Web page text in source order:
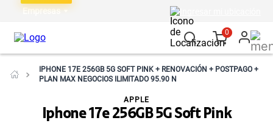
Empresas
0
IPHONE 17E 256GB 5G SOFT PINK + RENOVACIÓN + POSTPAGO +
PLAN MAX NEGOCIOS ILIMITADO 95.90 N
Iphone 17e 256GB 5G Soft Pink
APPLE